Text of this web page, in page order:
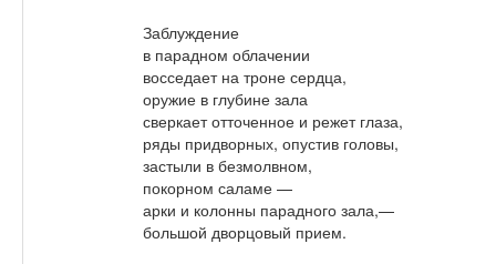
Заблуждение
в парадном облачении
восседает на троне сердца,
оружие в глубине зала
сверкает отточенное и режет глаза,
ряды придворных, опустив головы,
застыли в безмолвном,
покорном саламе —
арки и колонны парадного зала,—
большой дворцовый прием.